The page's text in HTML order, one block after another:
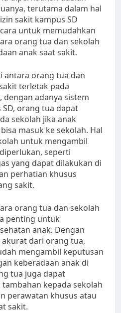
terutama dalam hal
sakit kampus SD
untuk memudahkan
orang tua dan sekolah
anak saat sakit.
antara orang tua dan
terletak pada
dengan adanya sistem
orang tua dapat
sekolah jika anak
masuk ke sekolah. Hal
untuk mengambil
seperti
yang dapat dilakukan di
perhatian khusus
sakit.
orang tua dan sekolah
penting untuk
anak. Dengan
dari orang tua,
mengambil keputusan
keberadaan anak di
tua juga dapat
kepada sekolah
perawatan khusus atau
sakit.